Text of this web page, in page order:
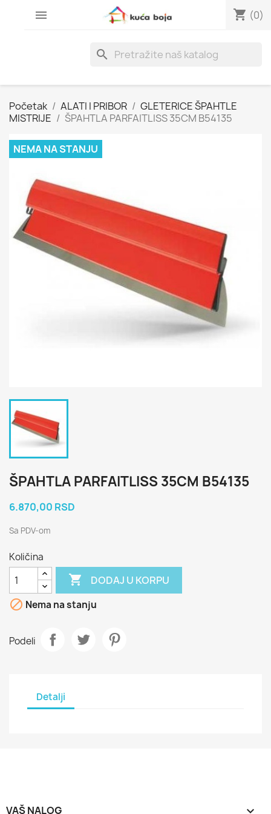
 shopping_cart (0)
search
Početak ALATI I PRIBOR
GLETERICE ŠPAHTLE
MISTRIJE
ŠPAHTLA PARFAITLISS 35CM B54135
NEMA NA STANJU
ŠPAHTLA PARFAITLISS 35CM B54135
6.870,00 RSD
Sa PDV-om
Količina
 DODAJ U KORPU
 Nema na stanju
Podeli
Detalji
VAŠ NALOG 